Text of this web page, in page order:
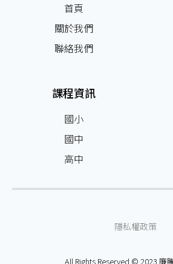
首頁
關於我們
聯絡我們
課程資訊
國小
國中
高中
隱私權政策
All Rights Reserved © 2023 廉